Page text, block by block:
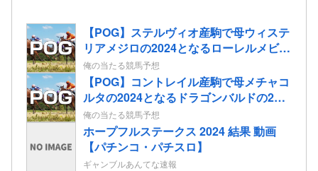
【POG】ステルヴィオ産駒で母ウィステ
リアメジロの2024となるローレルメビウ
スの2歳情報
俺の当たる競馬予想
【POG】コントレイル産駒で母メチャコ
ルタの2024となるドラゴンバルドの2歳
情報
俺の当たる競馬予想
ホープフルステークス 2024 結果 動画
【パチンコ・パチスロ】
ギャンブルあんてな速報